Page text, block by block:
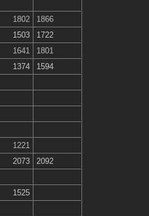
1802
1866
1503
1722
1641
1801
1374
1594
1221
2073
2092
1525